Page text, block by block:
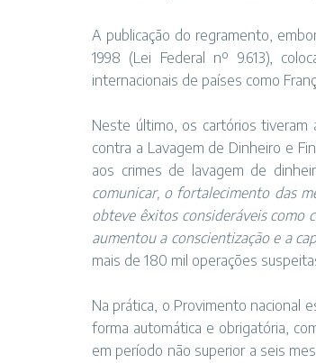
A publicação do regramento,
1998 (Lei Federal nº 9.613),
internacionais de países como
Neste último, os cartórios tiveram
contra a Lavagem de Dinheiro e
aos crimes de lavagem de
comunicar, o fortalecimento das
obteve êxitos consideráveis como
aumentou a conscientização e a
mais de 180 mil operações
Na prática, o Provimento nacional
forma automática e obrigatória,
em período não superior a seis